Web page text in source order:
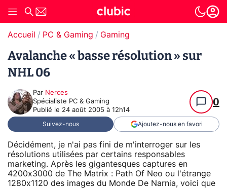
Accueil PC & Gaming Gaming
Avalanche « basse résolution » sur
NHL 06
Par Nerces
Spécialiste PC & Gaming
Publié le 24 août 2005 à 12h14
0
Suivez-nous Ajoutez-nous en favori
Décidément, je n'ai pas fini de m'interroger sur les
résolutions utilisées par certains responsables
marketing. Après les gigantesques captures en
4200x3000 de The Matrix : Path Of Neo ou l'étrange
1280x1120 des images du Monde De Narnia, voici que